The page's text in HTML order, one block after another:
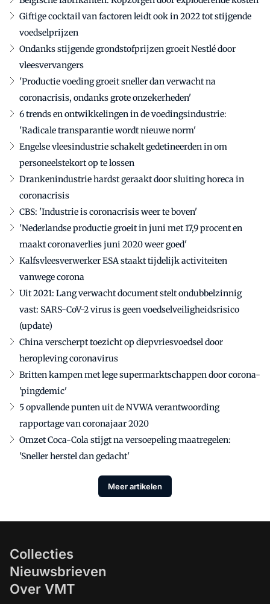
Giftige cocktail van factoren leidt ook in 2022 tot stijgende
voedselprijzen
Ondanks stijgende grondstofprijzen groeit Nestlé door
vleesvervangers
'Productie voeding groeit sneller dan verwacht na
coronacrisis, ondanks grote onzekerheden'
6 trends en ontwikkelingen in de voedingsindustrie:
'Radicale transparantie wordt nieuwe norm'
Engelse vleesindustrie schakelt gedetineerden in om
personeelstekort op te lossen
Drankenindustrie hardst geraakt door sluiting horeca in
coronacrisis
CBS: 'Industrie is coronacrisis weer te boven'
'Nederlandse productie groeit in juni met 17,9 procent en
maakt coronaverlies juni 2020 weer goed'
Kalfsvleesverwerker ESA staakt tijdelijk activiteiten
vanwege corona
Uit 2021: Lang verwacht document stelt ondubbelzinnig
vast: SARS-CoV-2 virus is geen voedselveiligheidsrisico
(update)
China verscherpt toezicht op diepvriesvoedsel door
heropleving coronavirus
Britten kampen met lege supermarktschappen door corona-
'pingdemic'
5 opvallende punten uit de NVWA verantwoording
rapportage van coronajaar 2020
Omzet Coca-Cola stijgt na versoepeling maatregelen:
'Sneller herstel dan gedacht'
Meer artikelen
Collecties
Nieuwsbrieven
Over VMT